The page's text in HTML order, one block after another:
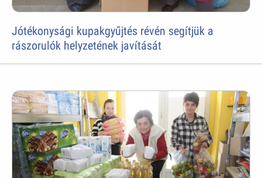
Jótékonysági kupakgyűjtés révén segítjük a
rászorulók helyzetének javítását